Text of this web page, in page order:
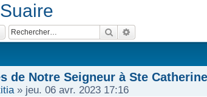
Rechercher
de Notre Seigneur à Ste
» jeu. 06 avr. 2023 17:16